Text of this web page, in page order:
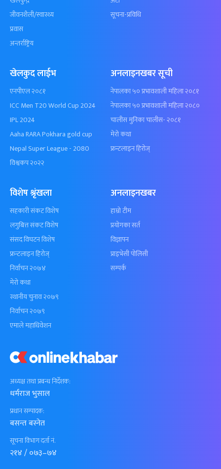
अध्यक्ष तथा प्रबन्ध निर्देशक:
धर्मराज भुसाल
प्रधान सम्पादक:
बसन्त बस्नेत
सूचना विभाग दर्ता नं.
२१४ / ०७३–७४
जीवनशैली/स्वास्थ्य
प्रवास
अन्तर्राष्ट्रिय
सूचना-प्रविधि
खेलकुद लाईभ
एनपीएल २०८१
ICC Men T20 World Cup 2024
IPL 2024
Aaha RARA Pokhara gold cup
Nepal Super League - 2080
विश्वकप २०२२
अनलाइनखबर सूची
नेपालका ५० प्रभावशाली महिला २०८१
नेपालका ५० प्रभावशाली महिला २०८०
चालीस मुनिका चालीस- २०८१
मेरो कथा
फ्रन्टलाइन हिरोज्
विशेष श्रृंखला
सहकारी संकट विशेष
लगुबित्त संकट विशेष
संसद विघटन विशेष
फ्रन्टलाइन हिरोज्
निर्वाचन २०७४
मेरो कथा
स्थानीय चुनाव २०७९
निर्वाचन २०७९
एमाले महाधिवेशन
अनलाइनखबर
हाम्रो टीम
प्रयोगका सर्त
विज्ञापन
प्राइभेसी पोलिसी
सम्पर्क